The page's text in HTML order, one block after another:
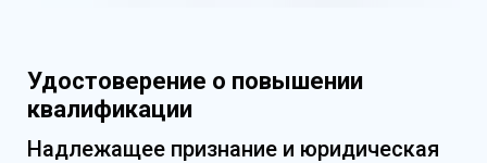
Удостоверение о повышении
квалификации
Надлежащее признание и юридическая